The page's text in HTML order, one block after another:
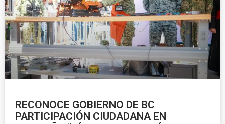
RECONOCE GOBIERNO DE BC
PARTICIPACIÓN CIUDADANA EN